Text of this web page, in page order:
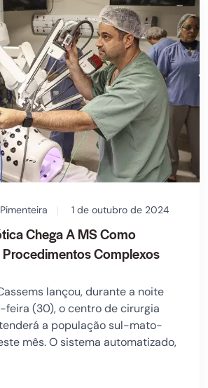
1 de outubro de 2024
Chega A MS Como
Procedimentos Complexos
lançou, durante a noite
feira (30), o centro de cirurgia
a população sul-mato-
mês. O sistema automatizado,